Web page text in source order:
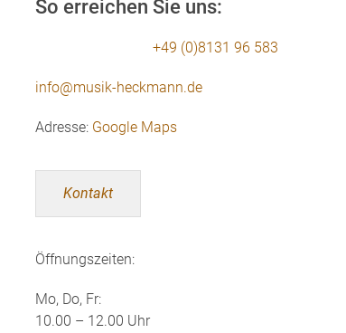
So erreichen Sie uns:
+49 (0)8131 96 583
info@musik-heckmann.de
Adresse: Google Maps
Kontakt
Öffnungszeiten:
Mo, Do, Fr:
10.00 – 12.00 Uhr